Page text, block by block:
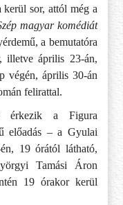
kerül sor, attól még a
magyar komédiát
a bemutatóra
illetve április 23-án,
végén, április 30-án
felirattal.
érkezik a Figura
előadás – a Gyulai
19 órától látható,
Tamási Áron
19 órakor kerül